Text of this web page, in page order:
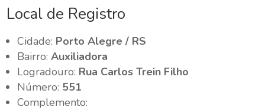
Local de Registro
Cidade: Porto Alegre / RS
Bairro:Auxiliadora
Logradouro: Rua Carlos Trein Filho
Número: 551
Complemento: